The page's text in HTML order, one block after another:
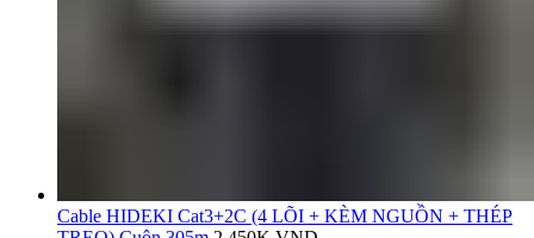
Cable HIDEKI Cat3+2C (4 LÕI + KÈM NGUỒN + THÉP